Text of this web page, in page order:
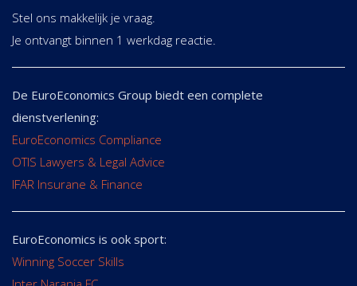
Stel ons makkelijk je vraag.
Je ontvangt binnen 1 werkdag reactie.
De EuroEconomics Group biedt een complete
dienstverlening:
EuroEconomics Compliance
OTIS Lawyers & Legal Advice
IFAR Insurane & Finance
EuroEconomics is ook sport:
Winning Soccer Skills